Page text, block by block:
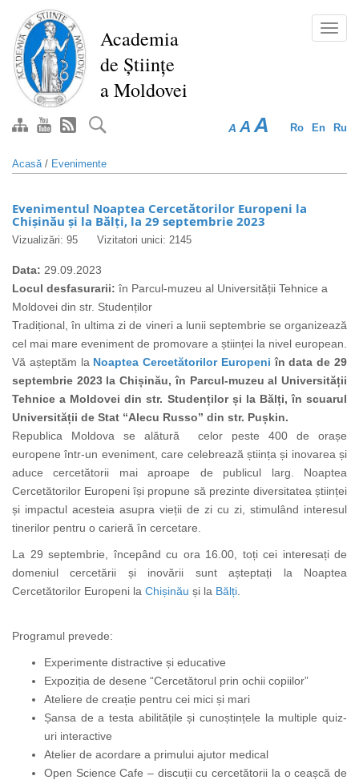
conţinutul
principal
Academia
de Științe
a Moldovei
Ro En Ru
A A A
Acasă/ Evenimente
Evenimentul Noaptea Cercetătorilor Europeni la
Chișinău și la Bălți, la 29 septembrie 2023
Vizualizări: 95 Vizitatori unici: 2145
Data: 29.09.2023
Locul desfasurarii: în Parcul-muzeu al Universității Tehnice a
Moldovei din str. Studenților
Tradițional, în ultima zi de vineri a lunii septembrie se organizează
cel mai mare eveniment de promovare a științei la nivel european.
Vă așteptăm la Noaptea Cercetătorilor Europeni în data de 29
septembrie 2023 la Chișinău, în Parcul-muzeu al Universității
Tehnice a Moldovei din str. Studenților și la Bălți, în scuarul
Universității de Stat “Alecu Russo” din str. Pușkin.
Republica Moldova se alătură celor peste 400 de orașe
europene într-un eveniment, care celebrează știința și inovarea și
aduce cercetătorii mai aproape de publicul larg. Noaptea
Cercetătorilor Europeni își propune să prezinte diversitatea științei
și impactul acesteia asupra vieții de zi cu zi, stimulând interesul
tinerilor pentru o carieră în cercetare.
La 29 septembrie, începând cu ora 16.00, toți cei interesați de
domeniul cercetării și inovării sunt așteptați la Noaptea
Cercetătorilor Europeni la Chișinău și la Bălți
Programul prevede:
Experimente distractive și educative
Expoziția de desene “Cercetătorul prin ochii copiilor”
Ateliere de creație pentru cei mici și mari
Șansa de a testa abilitățile și cunoștințele la multiple quiz-
uri interactive
Atelier de acordare a primului ajutor medical
Open Science Cafe – discuții cu cercetătorii la o ceașcă de